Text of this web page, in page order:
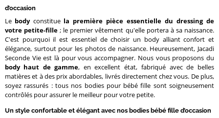
d’occasion
Le bodyconstitue la première pièce essentielle du dressing de
votre petite-fille ; le premier vêtement qu'elle portera à sa naissance.
C'est pourquoi il est essentiel de choisir un body alliant confort et
élégance, surtout pour les photos de naissance. Heureusement, Jacadi
Seconde Vie est là pour vous accompagner. Nous vous proposons du
body haut de gamme, en excellent état, fabriqué avec de belles
matières et à des prix abordables, livrés directement chez vous. De plus,
soyez rassurés : tous nos bodies pour bébé fille sont soigneusement
contrôlés pour assurer le meilleur pour votre petite.
Un style confortable et élégant avec nos bodies bébé fille d’occasion